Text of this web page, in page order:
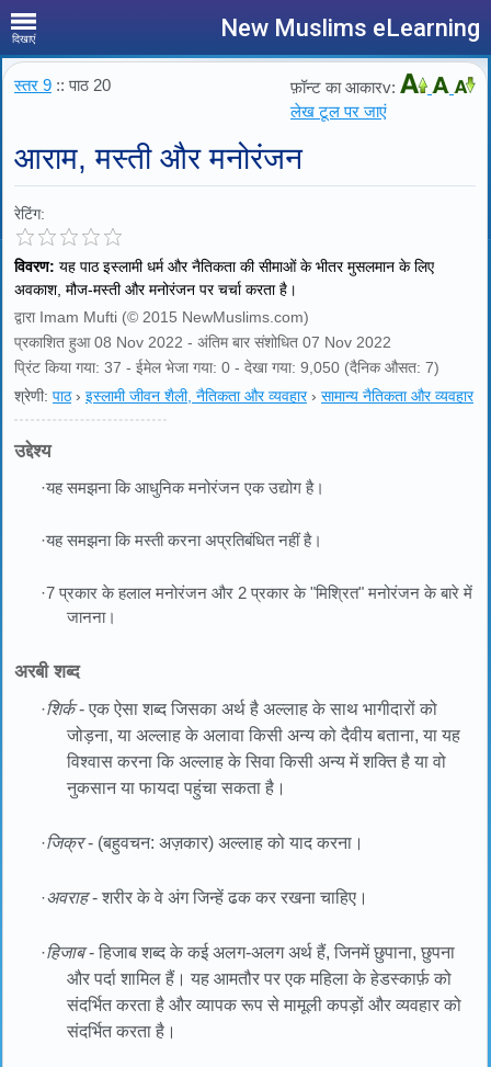
दिखाएं New Muslims eLearning
स्तर 9 :: पाठ 20
फ़ॉन्ट का आकारv:
लेख टूल पर जाएं
आराम, मस्ती और मनोरंजन
रेटिंग:
विवरण: यह पाठ इस्लामी धर्म और नैतिकता की सीमाओं के भीतर मुसलमान के लिए
अवकाश, मौज-मस्ती और मनोरंजन पर चर्चा करता है।
द्वारा Imam Mufti (© 2015 NewMuslims.com)
प्रकाशित हुआ 08 Nov 2022 - अंतिम बार संशोधित 07 Nov 2022
प्रिंट किया गया: 37 - ईमेल भेजा गया: 0 - देखा गया: 9,050 (दैनिक औसत: 7)
श्रेणी: पाठ› इस्लामी जीवन शैली, नैतिकता और व्यवहार› सामान्य नैतिकता और व्यवहार
उद्देश्य
·यह समझना कि आधुनिक मनोरंजन एक उद्योग है।
·यह समझना कि मस्ती करना अप्रतिबंधित नहीं है।
·7 प्रकार के हलाल मनोरंजन और 2 प्रकार के "मिश्रित" मनोरंजन के बारे में
जानना।
अरबी शब्द
·शिर्क- एक ऐसा शब्द जिसका अर्थ है अल्लाह के साथ भागीदारों को
जोड़ना, या अल्लाह के अलावा किसी अन्य को दैवीय बताना, या यह
विश्वास करना कि अल्लाह के सिवा किसी अन्य में शक्ति है या वो
नुकसान या फायदा पहुंचा सकता है।
·जिक्र- (बहुवचन: अज़कार) अल्लाह को याद करना।
·अवराह- शरीर के वे अंग जिन्हें ढक कर रखना चाहिए।
·हिजाब- हिजाब शब्द के कई अलग-अलग अर्थ हैं, जिनमें छुपाना, छुपना
और पर्दा शामिल हैं। यह आमतौर पर एक महिला के हेडस्कार्फ़ को
संदर्भित करता है और व्यापक रूप से मामूली कपड़ों और व्यवहार को
संदर्भित करता है।